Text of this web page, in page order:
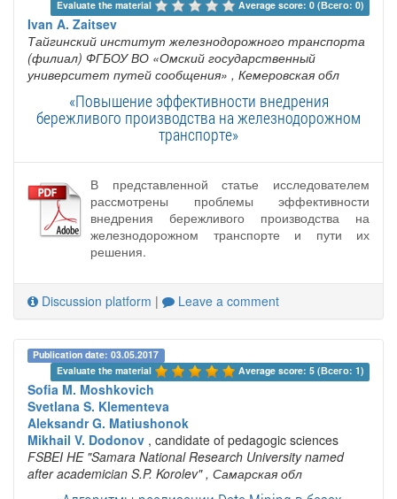
Evaluate the material Average score: 0 (Всего: 0)
Ivan A. Zaitsev
Тайгинский институт железнодорожного транспорта
(филиал) ФГБОУ ВО «Омский государственный
университет путей сообщения» , Кемеровская обл
«Повышение эффективности внедрения
бережливого производства на железнодорожном
транспорте»
В представленной статье исследователем
рассмотрены проблемы эффективности
внедрения бережливого производства на
железнодорожном транспорте и пути их
решения.
Discussion platform | Leave a comment
Publication date: 03.05.2017
Evaluate the material
Average score: 5 (Всего: 1)
Sofia M. Moshkovich
Svetlana S. Klementeva
Aleksandr G. Matiushonok
Mikhail V. Dodonov , candidate of pedagogic sciences
FSBEI HE "Samara National Research University named
after academician S.P. Korolev" , Самарская обл